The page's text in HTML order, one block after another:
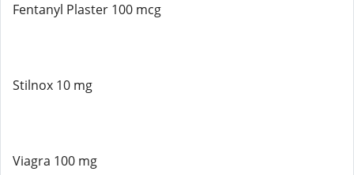
Fentanyl Plaster 100 mcg
Stilnox 10 mg
Viagra 100 mg